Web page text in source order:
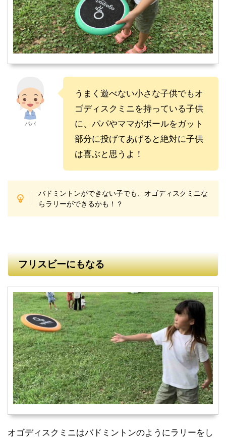
パパ
うまく遊べない小さな子供でもオ
ゴディスクミニを持っている子供
に、パパやママがボールをガット
部分に投げてあげると絶対に子供
は喜ぶと思うよ！
バドミントンができない子でも、 オゴディスクミニな
らラリーができるかも！？
フリスビーにもなる
オゴディスクミニはバドミントンのようにラリーをし